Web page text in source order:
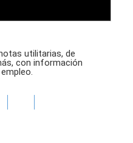
utilitarias, de
con información